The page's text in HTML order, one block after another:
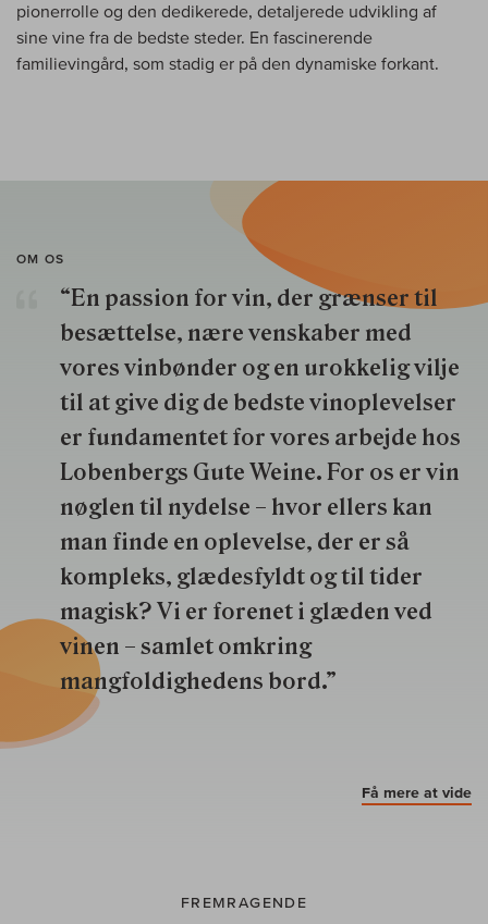
pionerrolle og den dedikerede, detaljerede udvikling af
sine vine fra de bedste steder. En fascinerende
familievingård, som stadig er på den dynamiske forkant.
OM OS
“En passion for vin, der grænser til
besættelse, nære venskaber med
vores vinbønder og en urokkelig vilje
til at give dig de bedste vinoplevelser
er fundamentet for vores arbejde hos
Lobenbergs Gute Weine. For os er vin
nøglen til nydelse – hvor ellers kan
man finde en oplevelse, der er så
kompleks, glædesfyldt og til tider
magisk? Vi er forenet i glæden ved
vinen – samlet omkring
mangfoldighedens bord.”
Få mere at vide
FREMRAGENDE